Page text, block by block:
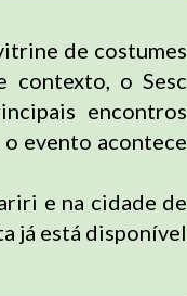
de costumes
contexto, o Sesc
encontros
evento acontece
e na cidade de
já está disponível